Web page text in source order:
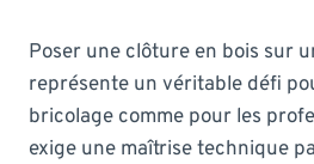
Poser une clôture en bois sur
représente un véritable défi
bricolage comme pour les
exige une maîtrise technique